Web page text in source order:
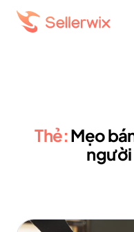
Thẻ: Mẹo
người